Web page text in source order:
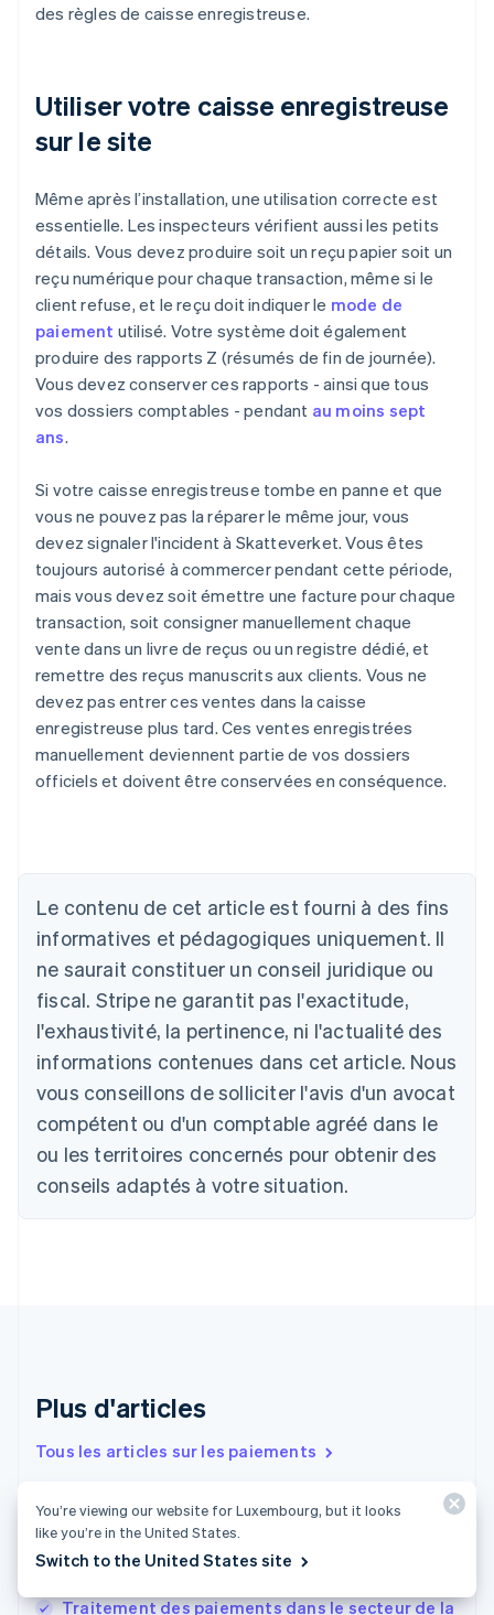
des règles de caisse enregistreuse.
Utiliser votre caisse enregistreuse
sur le site
Même après l’installation, une utilisation correcte est
essentielle. Les inspecteurs vérifient aussi les petits
détails. Vous devez produire soit un reçu papier soit un
reçu numérique pour chaque transaction, même si le
client refuse, et le reçu doit indiquer le mode de
paiement utilisé. Votre système doit également
produire des rapports Z (résumés de fin de journée).
Vous devez conserver ces rapports - ainsi que tous
vos dossiers comptables - pendant au moins sept
ans.
Si votre caisse enregistreuse tombe en panne et que
vous ne pouvez pas la réparer le même jour, vous
devez signaler l'incident à Skatteverket. Vous êtes
toujours autorisé à commercer pendant cette période,
mais vous devez soit émettre une facture pour chaque
transaction, soit consigner manuellement chaque
vente dans un livre de reçus ou un registre dédié, et
remettre des reçus manuscrits aux clients. Vous ne
devez pas entrer ces ventes dans la caisse
enregistreuse plus tard. Ces ventes enregistrées
manuellement deviennent partie de vos dossiers
officiels et doivent être conservées en conséquence.
Le contenu de cet article est fourni à des fins
informatives et pédagogiques uniquement. Il
ne saurait constituer un conseil juridique ou
fiscal. Stripe ne garantit pas l'exactitude,
l'exhaustivité, la pertinence, ni l'actualité des
informations contenues dans cet article. Nous
vous conseillons de solliciter l'avis d'un avocat
compétent ou d'un comptable agréé dans le
ou les territoires concernés pour obtenir des
conseils adaptés à votre situation.
Plus d'articles
Tous les articles sur les paiements
Comment créer une boutique en ligne en Suède :
Un guide pratique pour lancer et développer
Traitement des paiements dans le secteur de la
Allemagne
Deutsch
Australie
English
Autriche
Belgique
NederlandsFrançaisDeutschEnglish
Brésil
PortuguêsEnglish
Bulgarie
English
English Français
Chine continentale
English
Espagne
English
États-Unis
English Español简体中文
EnglishSvenska
You’re viewing our website for Luxembourg, but it looks
like you’re in the United States.
Switch to the United States site